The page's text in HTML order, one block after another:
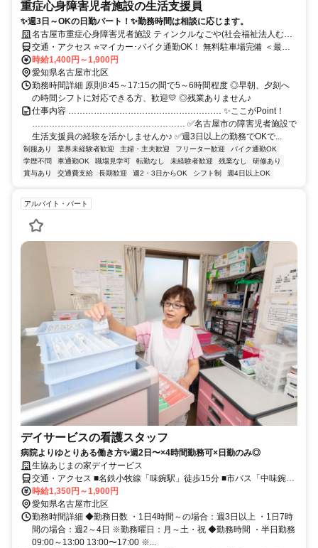
重症心身障害児者施設の生活支援員
✨週3日～OKの日勤パート！✨勤務時間は相談に応じます。
名古屋市重症心身障害児者施設 ティンクルなごや(社会福祉法人むつ
み福祉会)
交通・アクセス ⭐マイカー･バイク通勤OK！ 無料駐車場完備 ＜最寄
駅＞地下鉄名城線･黒川(1300m)
時給1,400円～1,900円
愛知県名古屋市北区
勤務時間詳細 原則8:45～17:15の間で5～6時間程度 ◎早朝、夕刻へ
の時間シフトに対応できる方、歓迎💛 ◎残業ありません♪
仕事内容 ……………………………………………… ✨ここがPoint！
……………………………………………… ✅名古屋市の障害児者施設で
生活支援員の経験を活かしませんか♪ ✅週3日以上の勤務でOKで...
制服あり 業界未経験者歓迎 主婦・主夫歓迎 フリーター歓迎
バイク通勤OK
学歴不問
車通勤OK 職場見学可 転勤なし 未経験者歓迎 残業なし
研修あり
賞与あり
交通費支給 長期歓迎 週2・3日からOK シフト制 週4日以上OK
アルバイト・パート
デイサービスの看護スタッフ
病院よりゆとりある働き方✨週2日〜×4時間勤務可×日勤のみ◎
生協あじまの家デイサービス
交通・アクセス ■名鉄小牧線「味鋺駅」徒歩15分 ■市バス「中味鋺三
丁目」バス停徒歩1分 ※愛知銀行 楠町支店 斜め向かい
時給1,350円～1,900円
愛知県名古屋市北区
勤務時間詳細 ◆勤務日数 ・1日4時間～の場合：週3日以上 ・1日7時
間の場合：週2～4日 ※勤務曜日：月～土・祝 ◆勤務時間 ・半日勤務
09:00～13:00 13:00〜17:00 ※...